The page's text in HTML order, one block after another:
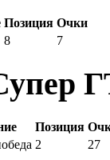
Позиция Очки
8 7
Позиция
2 27